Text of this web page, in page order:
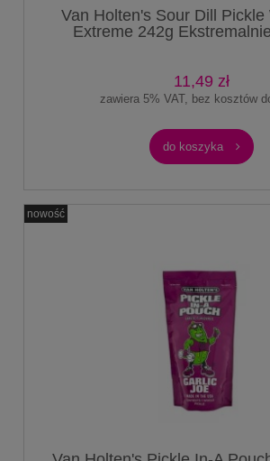
Van Holten's Sour Dill Pickle
Extreme 242g
11,49 zł
zawiera 5% VAT, bez kosztów
do koszyka
nowość